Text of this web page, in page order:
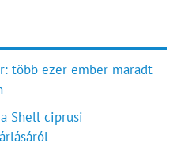
több ezer ember maradt
Shell ciprusi